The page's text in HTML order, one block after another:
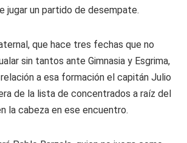
jugar un partido de desempate.
que hace tres fechas que no
sin tantos ante Gimnasia y Esgrima,
a esa formación el capitán Julio
de la lista de concentrados a raíz del
la cabeza en ese encuentro.